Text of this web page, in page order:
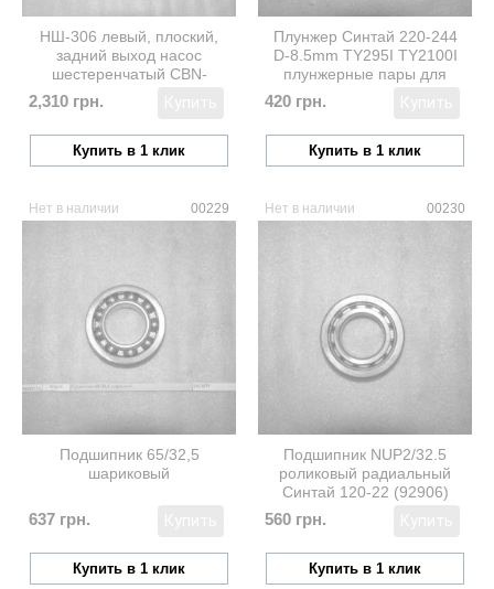
НШ-306 левый, плоский,
задний выход насос
шестеренчатый CBN-
2,310 грн.
Купить в 1 клик
Плунжер Синтай 220-244
D-8.5mm TY295I TY2100I
плунжерные пары для
420 грн.
Купить в 1 клик
Нет в наличии 00229
Подшипник 65/32,5
шариковый
637 грн.
Купить в 1 клик
Нет в наличии 00230
Подшипник NUP2/32.5
роликовый радиальный
Синтай 120-22 (92906)
560 грн.
Купить в 1 клик